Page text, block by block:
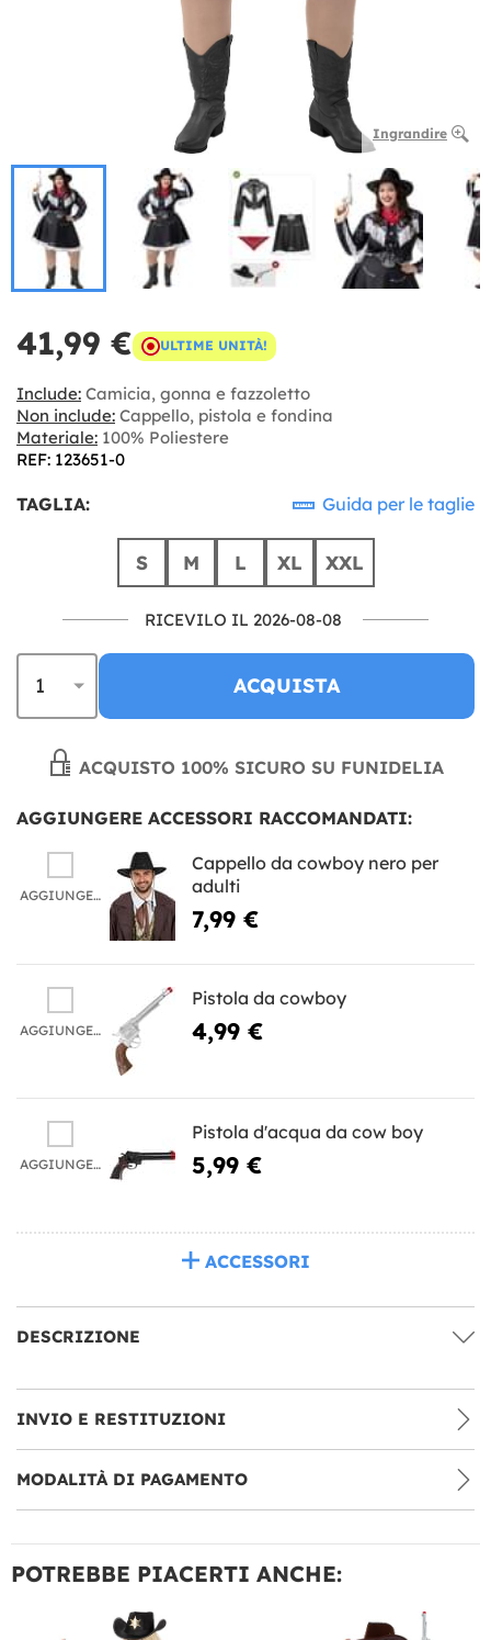
Ingrandire
41,99 € ULTIME UNITÀ!
Include: Camicia, gonna e fazzoletto
Non include: Cappello, pistola e fondina
Materiale: 100% Poliestere
REF: 123651-0
TAGLIA: Guida per le taglie
S M L XL XXL
RICEVILO IL 2026-08-08
ACQUISTA
ACQUISTO 100% SICURO SU FUNIDELIA
AGGIUNGERE ACCESSORI RACCOMANDATI:
AGGIUNGERE
Cappello da cowboy nero per
adulti
7,99 €
AGGIUNGERE
Pistola da cowboy
4,99 €
AGGIUNGERE
Pistola d'acqua da cow boy
5,99 €
ACCESSORI
DESCRIZIONE
INVIO E RESTITUZIONI
MODALITÀ DI PAGAMENTO
POTREBBE PIACERTI ANCHE: